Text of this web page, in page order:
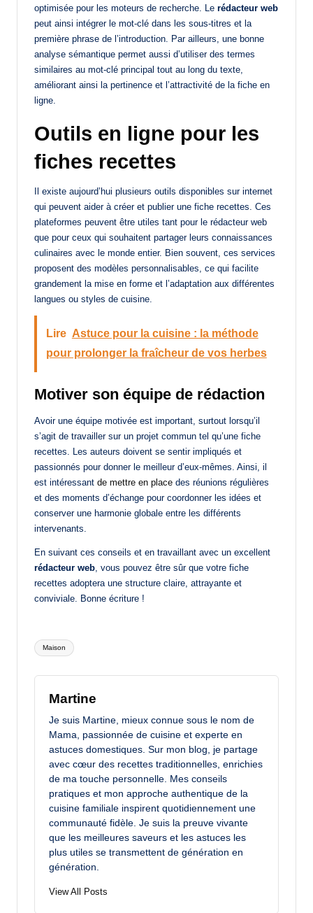
optimisée pour les moteurs de recherche. Le rédacteur web
peut ainsi intégrer le mot-clé dans les sous-titres et la
première phrase de l’introduction. Par ailleurs, une bonne
analyse sémantique permet aussi d’utiliser des termes
similaires au mot-clé principal tout au long du texte,
améliorant ainsi la pertinence et l’attractivité de la fiche en
ligne.
Outils en ligne pour les
fiches recettes
Il existe aujourd’hui plusieurs outils disponibles sur internet
qui peuvent aider à créer et publier une fiche recettes. Ces
plateformes peuvent être utiles tant pour le rédacteur web
que pour ceux qui souhaitent partager leurs connaissances
culinaires avec le monde entier. Bien souvent, ces services
proposent des modèles personnalisables, ce qui facilite
grandement la mise en forme et l’adaptation aux différentes
langues ou styles de cuisine.
Lire Astuce pour la cuisine : la méthode
pour prolonger la fraîcheur de vos herbes
Motiver son équipe de rédaction
Avoir une équipe motivée est important, surtout lorsqu’il
s’agit de travailler sur un projet commun tel qu’une fiche
recettes. Les auteurs doivent se sentir impliqués et
passionnés pour donner le meilleur d’eux-mêmes. Ainsi, il
est intéressant de mettre en place des réunions régulières
et des moments d’échange pour coordonner les idées et
conserver une harmonie globale entre les différents
intervenants.
En suivant ces conseils et en travaillant avec un excellent
rédacteur web, vous pouvez être sûr que votre fiche
recettes adoptera une structure claire, attrayante et
conviviale. Bonne écriture !
Tags:
Maison
Martine
Je suis Martine, mieux connue sous le nom de
Mama, passionnée de cuisine et experte en
astuces domestiques. Sur mon blog, je partage
avec cœur des recettes traditionnelles, enrichies
de ma touche personnelle. Mes conseils
pratiques et mon approche authentique de la
cuisine familiale inspirent quotidiennement une
communauté fidèle. Je suis la preuve vivante
que les meilleures saveurs et les astuces les
plus utiles se transmettent de génération en
génération.
View All Posts